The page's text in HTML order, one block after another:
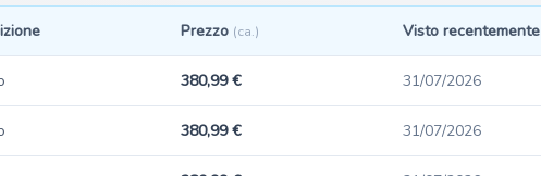
Prezzo (ca.) Visto recentemente
380,99 € 31/07/2026
380,99 € 31/07/2026